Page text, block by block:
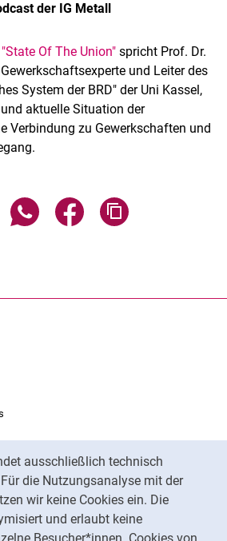
ausschließlich technisch
die Nutzungsanalyse mit der
wir keine Cookies ein. Die
und erlaubt keine
der IG Metall
"State Of The Union" spricht Prof. Dr.
und Leiter des
System der BRD" der Uni Kassel,
aktuelle Situation der
Verbindung zu Gewerkschaften und
Seite über E-Mail teilen
Seite über WhatsApp teilen
Seite über Facebook